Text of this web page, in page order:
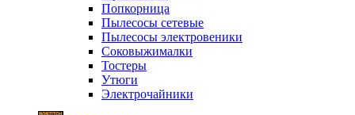
Попкорница
Пылесосы сетевые
Пылесосы электровеники
Соковыжималки
Тостеры
Утюги
Электрочайники